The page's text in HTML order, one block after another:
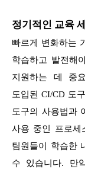
정기적인 교육
빠르게 변화하는
학습하고 발전해
지원하는 데 중
도입된 CI/CD 도
도구의 사용법과
사용 중인 프로세
팀원들이 학습한
수 있습니다. 만